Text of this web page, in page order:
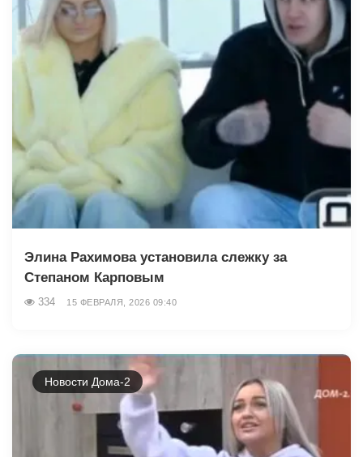
Элина Рахимова установила слежку за
Степаном Карповым
334 15 ФЕВРАЛЯ, 2026 09:40
Новости Дома-2